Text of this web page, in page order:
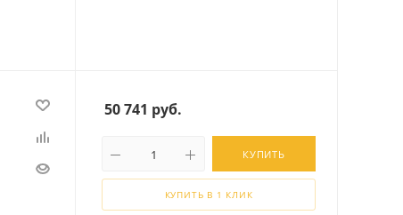
50 741 руб.
КУПИТЬ
КУПИТЬ В 1 КЛИК